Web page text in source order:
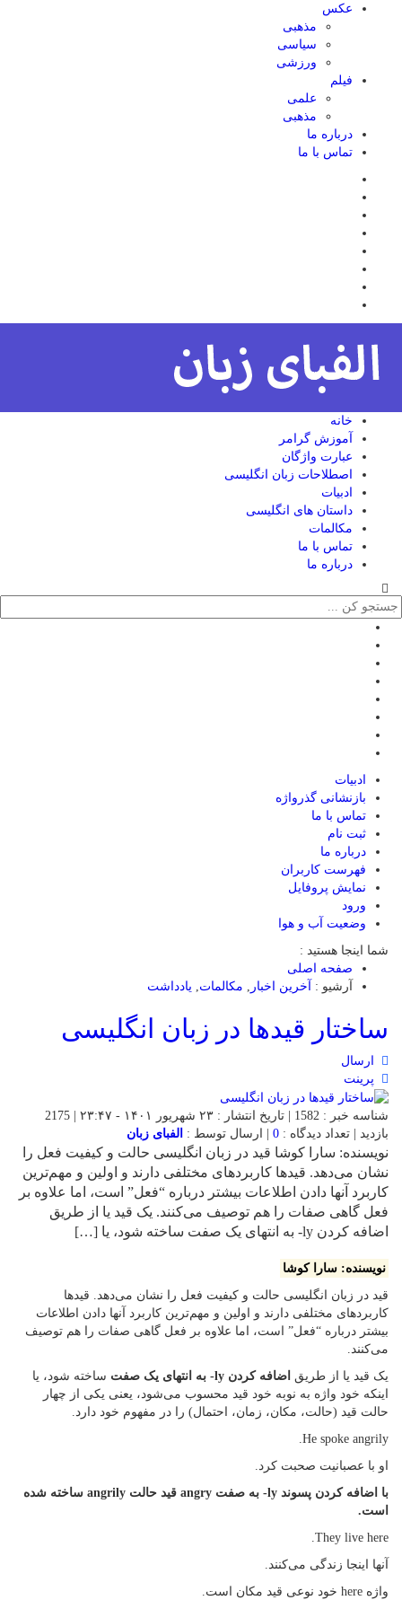
عکس
مذهبی
سیاسی
ورزشی
فیلم
علمی
مذهبی
درباره ما
تماس با ما
خانه
آموزش گرامر
عبارت واژگان
اصطلاحات زبان انگلیسی
ادبیات
داستان های انگلیسی
مکالمات
تماس با ما
درباره ما
ادبیات
بازنشانی گذرواژه
تماس با ما
ثبت نام
درباره ما
فهرست کاربران
نمایش پروفایل
ورود
وضعیت آب و هوا
شما اینجا هستید :
صفحه اصلی
آرشیو :
آخرین اخبار , مکالمات, یادداشت
ساختار قیدها در زبان انگلیسی
ارسال
پرینت
شناسه خبر : 1582 | تاریخ انتشار : ۲۳ شهریور ۱۴۰۱ - ۲۳:۴۷ | 2175
بازدید | تعداد دیدگاه : 0 | ارسال توسط : الفبای زبان
نویسنده: سارا کوشا قید در زبان انگلیسی حالت و کیفیت فعل را
نشان می‌دهد. قیدها کاربردهای مختلفی دارند و اولین و مهم‌ترین
کاربرد آنها دادن اطلاعات بیشتر درباره “فعل” است، اما علاوه بر
فعل گاهی صفات را هم توصیف می‌کنند. یک قید یا از طریق
اضافه کردن ly- به انتهای یک صفت ساخته شود، یا […]
نویسنده: سارا کوشا
قید در زبان انگلیسی حالت و کیفیت فعل را نشان می‌دهد. قیدها
کاربردهای مختلفی دارند و اولین و مهم‌ترین کاربرد آنها دادن اطلاعات
بیشتر درباره “فعل” است، اما علاوه بر فعل گاهی صفات را هم توصیف
می‌کنند.
یک قید یا از طریق اضافه کردن ly- به انتهای یک صفت
ساخته شود، یا
اینکه خود واژه به نوبه خود قید محسوب می‌شود، یعنی یکی از چهار
حالت قید (حالت، مکان، زمان، احتمال) را در مفهوم خود دارد.
He spoke angrily.
او با عصبانیت صحبت کرد.
با اضافه کردن پسوند ly- به صفت angry قید حالت angrily ساخته شده
است.
They live here.
آنها اینجا زندگی می‌کنند.
واژه here خود نوعی قید مکان است.